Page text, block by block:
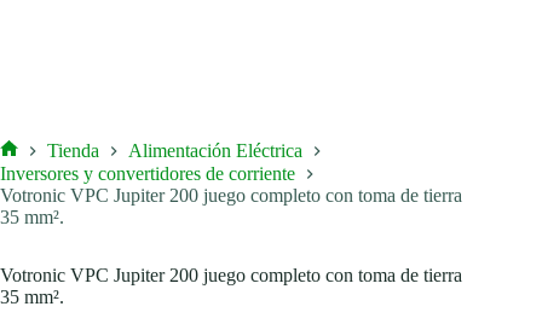
Inicio
Tienda
Alimentación Eléctrica
Inversores y convertidores de corriente
Votronic VPC Jupiter 200 juego completo con toma de tierra
35 mm².
Votronic VPC Jupiter 200 juego completo con toma de tierra
35 mm².